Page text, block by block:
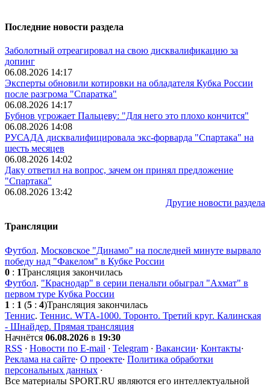
Последние новости раздела
Заболотный отреагировал на свою дисквалификацию за
допинг
06.08.2026 14:17
Эксперты обновили котировки на обладателя Кубка России
после разгрома "Спаратка"
06.08.2026 14:17
Бубнов угрожает Пальцеву: "Для него это плохо кончится"
06.08.2026 14:08
РУСАДА дисквалифицировала экс-форварда "Спартака" на
шесть месяцев
06.08.2026 14:02
Даку ответил на вопрос, зачем он принял предложение
"Спартака"
06.08.2026 13:42
Другие новости раздела
Трансляции
Футбол. Московское "Динамо" на последней минуте вырвало
победу над "Факелом" в Кубке России
0 : 1Трансляция закончилась
Футбол. "Краснодар" в серии пенальти обыграл "Ахмат" в
первом туре Кубка России
1 : 1 (5 : 4)Трансляция закончилась
Теннис. Теннис. WTA-1000. Торонто. Третий круг. Калинская
- Шнайдер. Прямая трансляция
Начнётся 06.08.2026 в 19:30
RSS · Новости по E-mail · Telegram · Вакансии· Контакты·
Реклама на сайте· О проекте· Политика обработки
персональных данных ·
Все материалы SPORT.RU являются его интеллектуальной